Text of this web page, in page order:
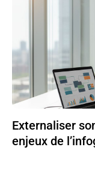
Externaliser
enjeux de